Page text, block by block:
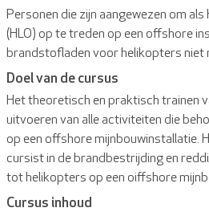
Personen die zijn aangewezen om
(HLO) op te treden op een offshore
brandstofladen voor helikopters niet
Doel van de cursus
Het theoretisch en praktisch trainen
uitvoeren van alle activiteiten die
op een offshore mijnbouwinstallatie.
cursist in de brandbestrijding en
tot helikopters op een oiffshore
Cursus inhoud